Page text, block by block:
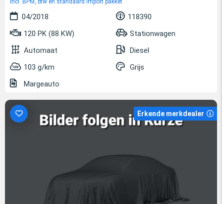
incl. BPM, btw en standaard import pakket
04/2018
118390
120 PK (88 KW)
Stationwagen
Automaat
Diesel
103 g/km
Grijs
Margeauto
Erkende merkdealer